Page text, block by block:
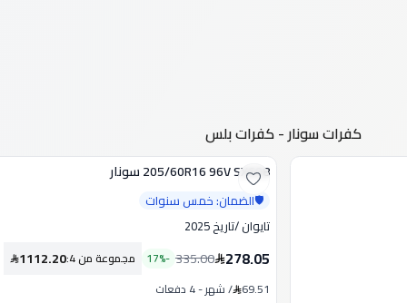
كفرات سونار - كفرات بلس
205/60R16 96V SX608 سونار
🛡️الضمان: خمس سنوات
تايوان/تاريخ 2025
278.05
335.00
-
17% مجموعة من 4 :
1112.20
69.51
/شهر-4 دفعات